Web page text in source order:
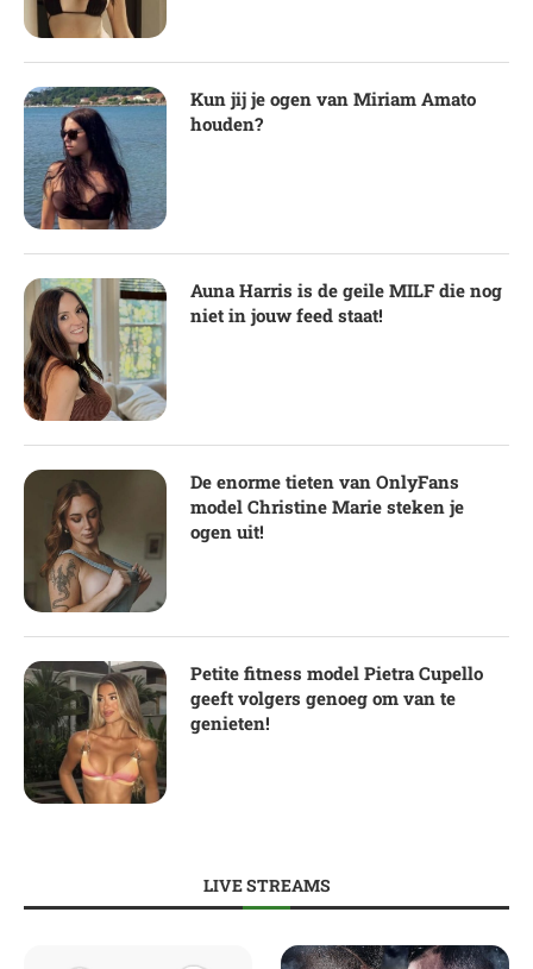
Kun jij je ogen van Miriam Amato
houden?
Auna Harris is de geile MILF die nog
niet in jouw feed staat!
De enorme tieten van OnlyFans
model Christine Marie steken je
ogen uit!
Petite fitness model Pietra Cupello
geeft volgers genoeg om van te
genieten!
LIVE STREAMS